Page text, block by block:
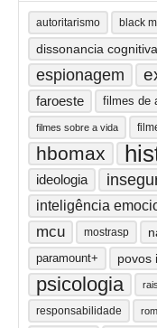
autoritarismo black
dissonancia cognitiva
espionagem
faroeste filmes de
filmes sobre a vida
hbomax
ideologia
inteligência
mcu mostrasp
paramount+ povos
psicologia
responsabilidade